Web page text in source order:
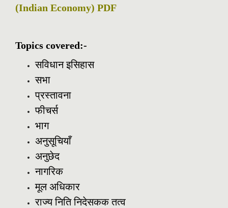
(Indian Economy) PDF
Topics covered:-
सविधान इसिहास
सभा
प्रस्तावना
फीचर्स
भाग
अनुसूचियाँ
अनुछेद
नागरिक
मूल अधिकार
राज्य निति निदेसकक तत्व